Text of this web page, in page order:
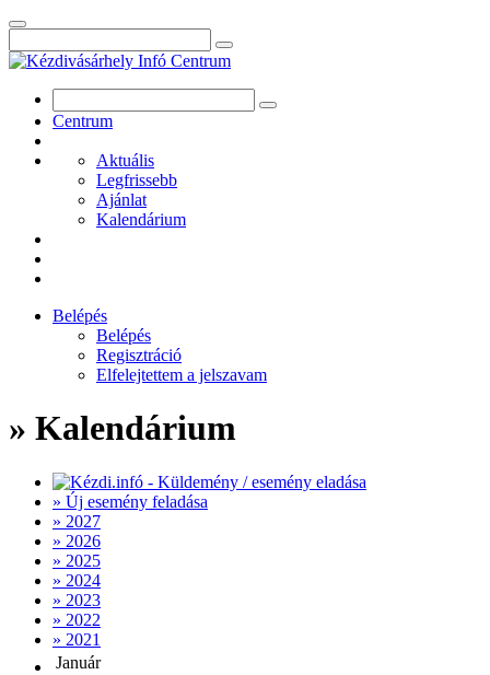
Centrum
Aktuális
Legfrissebb
Ajánlat
Kalendárium
Belépés
Belépés
Regisztráció
Elfelejtettem a jelszavam
» Kalendárium
» Új esemény feladása
» 2027
» 2026
» 2025
» 2024
» 2023
» 2022
» 2021
Január